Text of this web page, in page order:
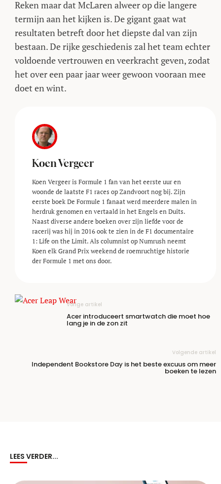
Reken maar dat McLaren alweer op die langere
termijn aan het kijken is. De gigant gaat wat
resultaten betreft door het diepste dal van zijn
bestaan. De rijke geschiedenis zal het team echter
voldoende vertrouwen en veerkracht geven, zodat
het over een paar jaar weer gewoon vooraan mee
doet en wint.
Koen Vergeer
Koen Vergeer is Formule 1 fan van het eerste uur en
woonde de laatste F1 races op Zandvoort nog bij. Zijn
eerste boek De Formule 1 fanaat werd meerdere malen in
herdruk genomen en vertaald in het Engels en Duits.
Naast diverse andere boeken over zijn liefde voor de
racerij was hij in 2016 ook te zien in de F1 documentaire
1: Life on the Limit. Als columnist op Numrush neemt
Koen elk Grand Prix weekend de roemruchtige historie
der Formule 1 met ons door.
Vorige artikel
Acer introduceert smartwatch die moet hoe
lang je in de zon zit
Volgende artikel
Independent Bookstore Day is het beste excuus om meer
boeken te lezen
LEES VERDER...